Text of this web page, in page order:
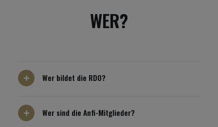
WER?
Wer bildet die RDO?
Wer sind die Anfi-Mitglieder?